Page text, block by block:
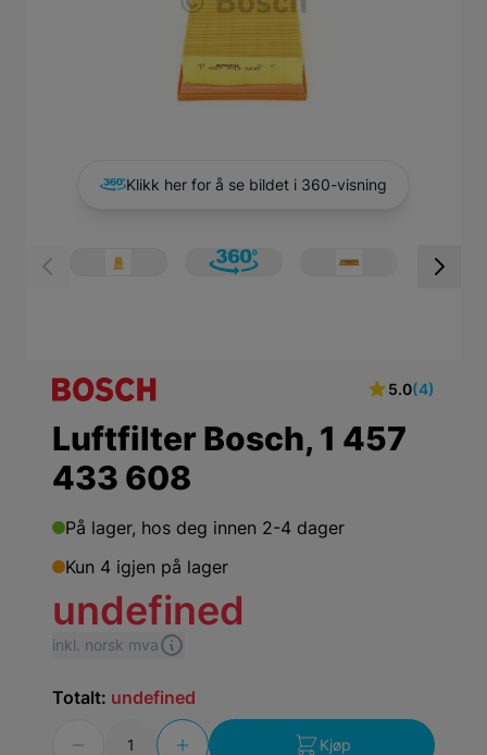
Klikk her for å se bildet i 360-visning
View larger image
View larger image
View larger
5.0(4)
Luftfilter Bosch, 1 457
433 608
På lager, hos deg innen 2-4 dager
Kun 4 igjen på lager
Totalt: undefined
Kjøp
undefined
inkl. norsk mva